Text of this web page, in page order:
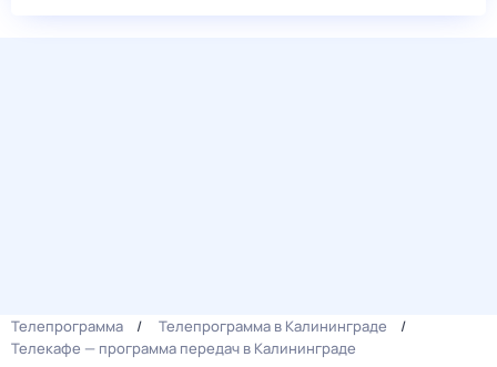
Телепрограмма
Телепрограмма в Калининграде
Телекафе — программа передач в Калининграде